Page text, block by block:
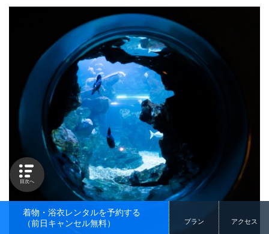
着物・浴衣レンタルを予約する
（前日キャンセル無料）
プラン アクセス
目次へ